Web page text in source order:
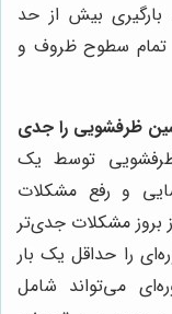
بیش از حد
تمام سطوح ظروف و
ظرفشویی را جدی
توسط یک
و رفع مشکلات
بروز مشکلات جدی‌تر
را حداقل یک بار
می‌تواند شامل